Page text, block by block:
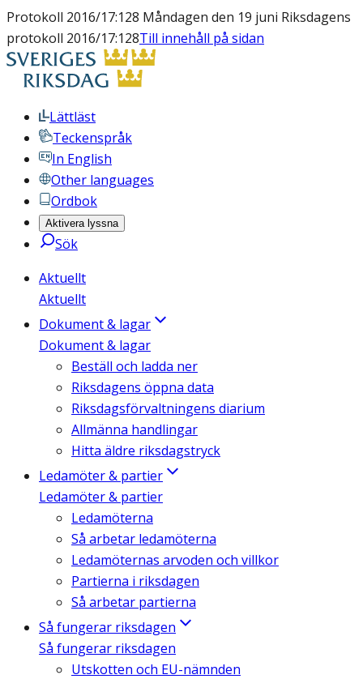
Protokoll 2016/17:128 Måndagen den 19 juni Riksdagens
protokoll 2016/17:128Till innehåll på sidan
Lättläst
Teckenspråk
In English
Other languages
Ordbok
Aktivera lyssna
Sök
Aktuellt
Aktuellt
Dokument & lagar
Dokument & lagar
Beställ och ladda ner
Riksdagens öppna data
Riksdagsförvaltningens diarium
Allmänna handlingar
Hitta äldre riksdagstryck
Ledamöter & partier
Ledamöter & partier
Ledamöterna
Så arbetar ledamöterna
Ledamöternas arvoden och villkor
Partierna i riksdagen
Så arbetar partierna
Så fungerar riksdagen
Så fungerar riksdagen
Utskotten och EU-nämnden